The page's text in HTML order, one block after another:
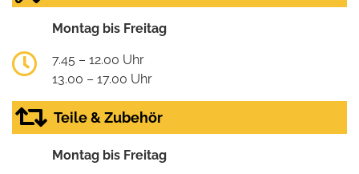
Montag bis Freitag
7.45 – 12.00 Uhr
13.00 – 17.00 Uhr
Teile & Zubehör
Montag bis Freitag